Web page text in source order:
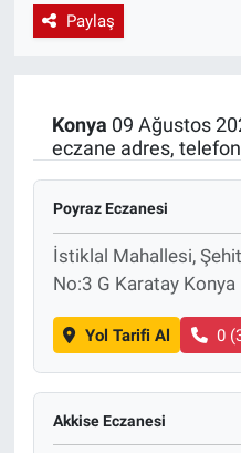
Paylaş
Konya 09 Ağustos
eczane adres,
Poyraz Eczanesi
İstiklal Mahallesi,
No:3 G Karatay Konya
Yol Tarifi Al 0
Akkise Eczanesi
EndüstriST
Endüstri 4.0
Ağır Sanayi